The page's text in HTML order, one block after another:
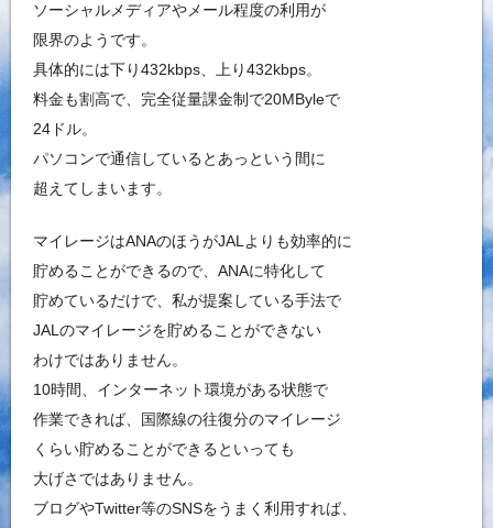
ソーシャルメディアやメール程度の利用が
限界のようです。
具体的には下り432kbps、上り432kbps。
料金も割高で、完全従量課金制で20MByleで
24ドル。
パソコンで通信しているとあっという間に
超えてしまいます。
マイレージはANAのほうがJALよりも効率的に
貯めることができるので、ANAに特化して
貯めているだけで、私が提案している手法で
JALのマイレージを貯めることができない
わけではありません。
10時間、インターネット環境がある状態で
作業できれば、国際線の往復分のマイレージ
くらい貯めることができるといっても
大げさではありません。
ブログやTwitter等のSNSをうまく利用すれば、